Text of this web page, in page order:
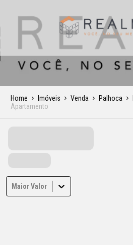
Home Imóveis Venda Palhoca
Apartamento
Maior Valor